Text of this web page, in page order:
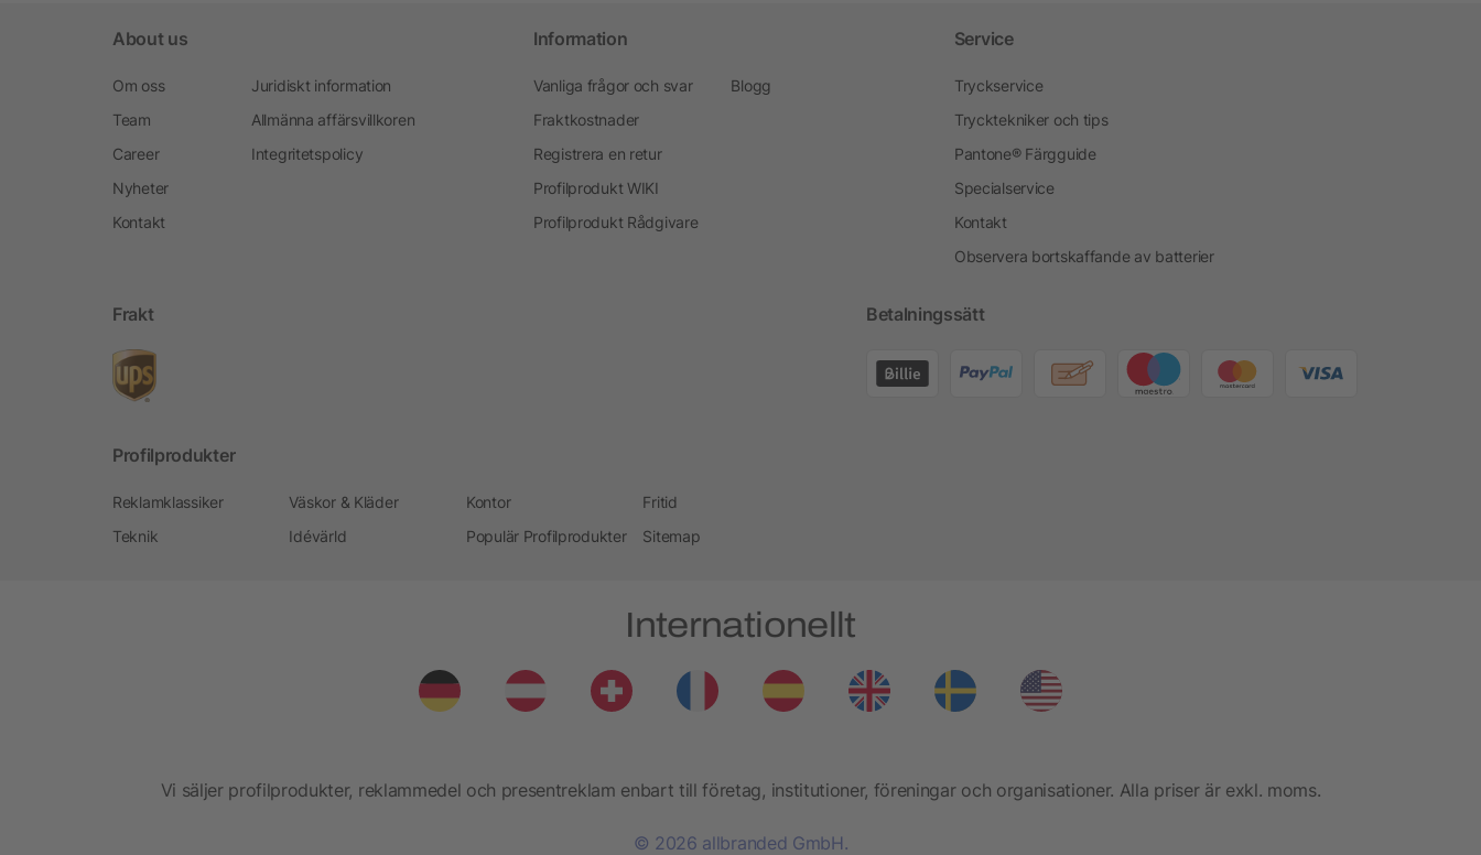
About us
Om oss
Team
Career
Nyheter
Kontakt
Juridiskt information
Allmänna affärsvillkoren
Integritetspolicy
Information
Vanliga frågor och svar
Fraktkostnader
Registrera en retur
Profilprodukt WIKI
Profilprodukt Rådgivare
Blogg
Service
Tryckservice
Trycktekniker och tips
Pantone® Färgguide
Specialservice
Kontakt
Observera bortskaffande av batterier
Frakt Betalningssätt
Profilprodukter
Reklamklassiker Väskor & Kläder Kontor
Fritid
Teknik
Idévärld Populär Profilprodukter Sitemap
Internationellt
Vi säljer profilprodukter, reklammedel och presentreklam enbart till företag, institutioner, föreningar och organisationer. Alla priser är exkl. moms.
© 2026 allbranded GmbH.